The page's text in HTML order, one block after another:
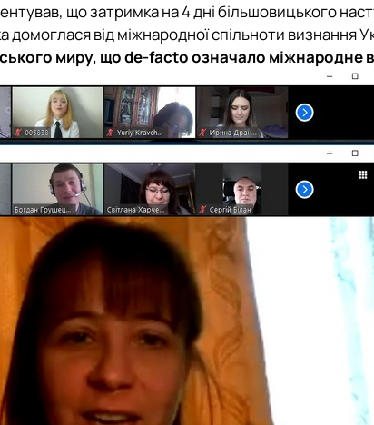
що затримка на 4 дні більшовицького
домоглася від міжнародної спільноти визнання
миру, що de-facto означало міжнародне